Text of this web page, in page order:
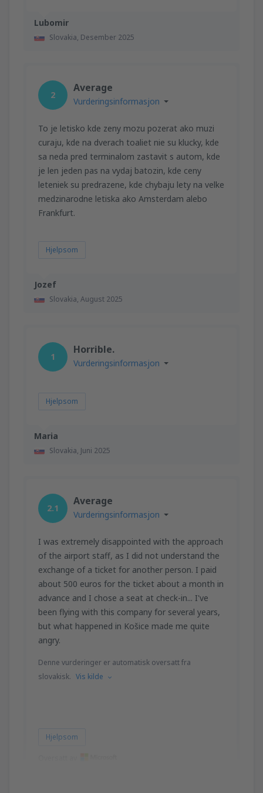
Lubomir
Slovakia, Desember 2025
Jozef
Slovakia, August 2025
2
Average
Vurderingsinformasjon
To je letisko kde zeny mozu pozerat ako muzi
curaju, kde na dverach toaliet nie su klucky, kde
sa neda pred terminalom zastavit s autom, kde
je len jeden pas na vydaj batozin, kde ceny
leteniek su predrazene, kde chybaju lety na velke
medzinarodne letiska ako Amsterdam alebo
Frankfurt.
Hjelpsom
Maria
Slovakia, Juni 2025
1
Horrible.
Vurderingsinformasjon
Hjelpsom
2.1
Average
Vurderingsinformasjon
I was extremely disappointed with the approach
of the airport staff, as I did not understand the
exchange of a ticket for another person. I paid
about 500 euros for the ticket about a month in
advance and I chose a seat at check-in... I've
been flying with this company for several years,
but what happened in Košice made me quite
angry.
Denne vurderinger er automatisk oversatt fra
slovakisk. Vis kilde
Hjelpsom